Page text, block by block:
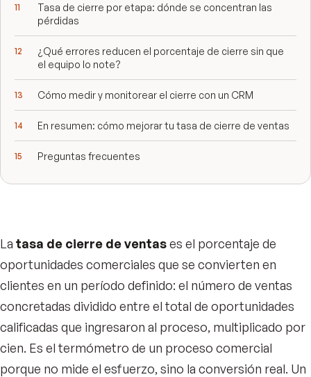
Tasa de cierre por etapa: dónde se concentran las
pérdidas
¿Qué errores reducen el porcentaje de cierre sin que
el equipo lo note?
Cómo medir y monitorear el cierre con un CRM
En resumen: cómo mejorar tu tasa de cierre de ventas
Preguntas frecuentes
La tasa de cierre de ventases el porcentaje de
oportunidades comerciales que se convierten en
clientes en un período definido: el número de ventas
concretadas dividido entre el total de oportunidades
calificadas que ingresaron al proceso, multiplicado por
cien. Es el termómetro de un proceso comercial
porque no mide el esfuerzo, sino la conversión real. Un